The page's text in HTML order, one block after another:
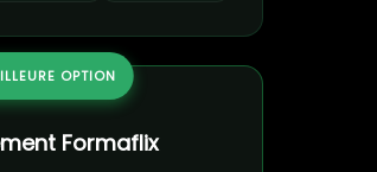
OPTION
Formaflix